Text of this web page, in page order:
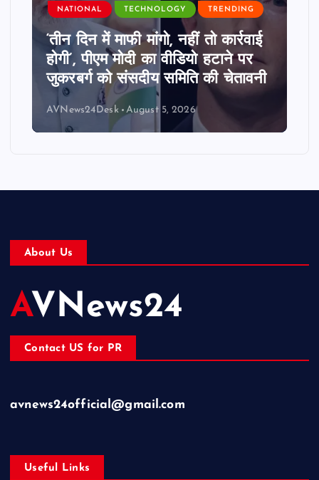
NATIONAL TECHNOLOGY TRENDING
‘तीन दिन में माफी मांगो, नहीं तो कार्रवाई
होगी’, पीएम मोदी का वीडियो हटाने पर
जुकरबर्ग को संसदीय समिति की चेतावनी
AVNews24Desk August 5, 2026
About Us
AVNews24
Contact US for PR
avnews24official@gmail.com
Useful Links